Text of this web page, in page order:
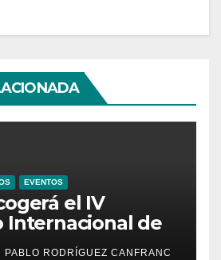
EVENTOS
el IV
Internacional de
PABLO RODRÍGUEZ CANFRANC